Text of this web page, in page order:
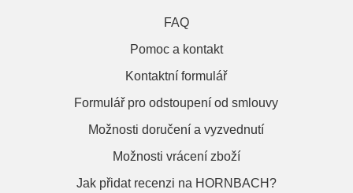
FAQ
Pomoc a kontakt
Kontaktní formulář
Formulář pro odstoupení od smlouvy
Možnosti doručení a vyzvednutí
Možnosti vrácení zboží
Jak přidat recenzi na HORNBACH?